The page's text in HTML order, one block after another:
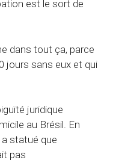
est le sort de
dans tout ça, parce
jours sans eux et qui
juridique
au Brésil. En
a statué que
pas